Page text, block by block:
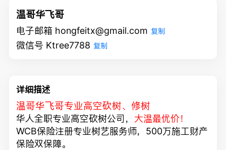
温哥华飞哥
电子邮箱 hongfeitx@gmail.com 复制
微信号 Ktree7788 复制
详细描述
温哥华飞哥专业高空砍树、修树
华人全职专业高空砍树公司， 大温最优价！
WCB保险注册专业树艺服务师，500万施工财产
保险双保障。